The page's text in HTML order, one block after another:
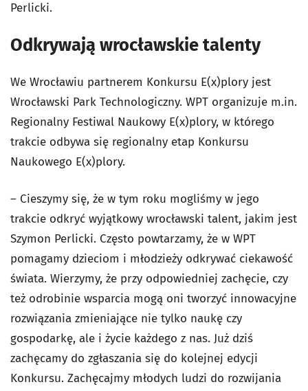
Perlicki.
Odkrywają wrocławskie talenty
We Wrocławiu partnerem Konkursu E(x)plory jest
Wrocławski Park Technologiczny. WPT organizuje m.in.
Regionalny Festiwal Naukowy E(x)plory, w którego
trakcie odbywa się regionalny etap Konkursu
Naukowego E(x)plory.
– Cieszymy się, że w tym roku mogliśmy w jego
trakcie odkryć wyjątkowy wrocławski talent, jakim jest
Szymon Perlicki. Często powtarzamy, że w WPT
pomagamy dzieciom i młodzieży odkrywać ciekawość
świata. Wierzymy, że przy odpowiedniej zachęcie, czy
też odrobinie wsparcia mogą oni tworzyć innowacyjne
rozwiązania zmieniające nie tylko naukę czy
gospodarkę, ale i życie każdego z nas. Już dziś
zachęcamy do zgłaszania się do kolejnej edycji
Konkursu. Zachęcajmy młodych ludzi do rozwijania